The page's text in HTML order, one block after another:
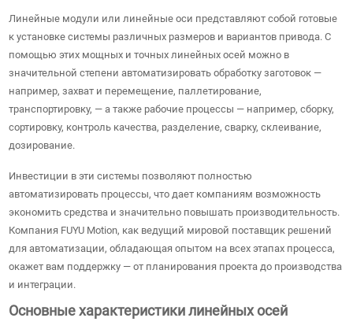
Линейные модули или линейные оси представляют собой готовые
к установке системы различных размеров и вариантов привода. С
помощью этих мощных и точных линейных осей можно в
значительной степени автоматизировать обработку заготовок —
например, захват и перемещение, паллетирование,
транспортировку, — а также рабочие процессы — например, сборку,
сортировку, контроль качества, разделение, сварку, склеивание,
дозирование.
Инвестиции в эти системы позволяют полностью
автоматизировать процессы, что дает компаниям возможность
экономить средства и значительно повышать производительность.
Компания FUYU Motion, как ведущий мировой поставщик решений
для автоматизации, обладающая опытом на всех этапах процесса,
окажет вам поддержку — от планирования проекта до производства
и интеграции.
Основные характеристики линейных осей